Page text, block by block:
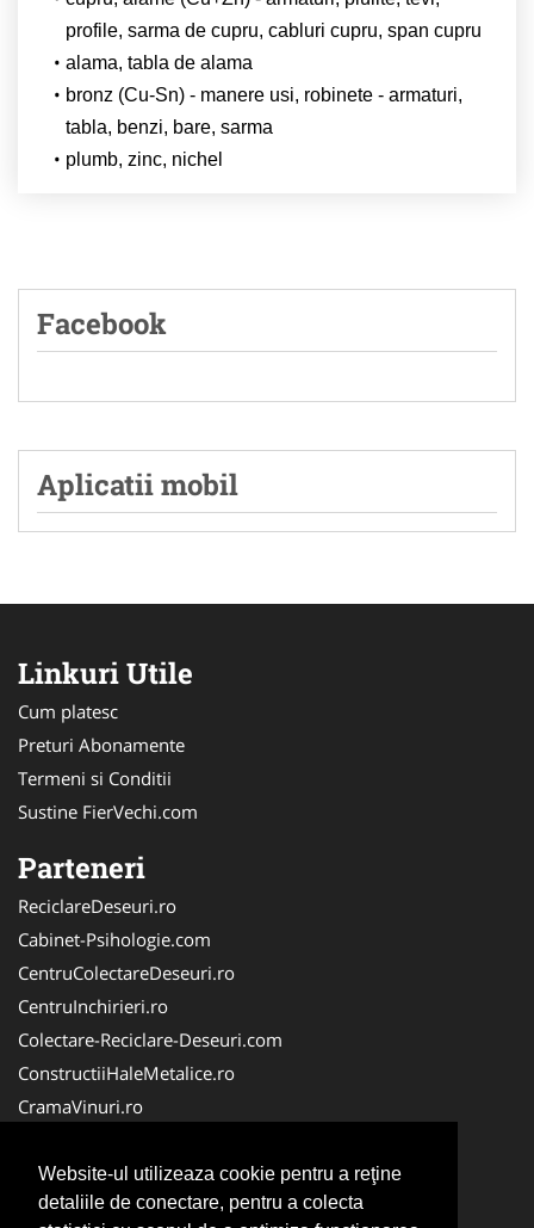
Website-ul utilizeaza cookie pentru a reţine
detaliile de conectare, pentru a colecta
profile, sarma de cupru, cabluri cupru, span cupru
alama, tabla de alama
bronz (Cu-Sn) - manere usi, robinete - armaturi,
tabla, benzi, bare, sarma
plumb, zinc, nichel
Facebook
Aplicatii mobil
Linkuri Utile
Cum platesc
Preturi Abonamente
Termeni si Conditii
Sustine FierVechi.com
Parteneri
ReciclareDeseuri.ro
Cabinet-Psihologie.com
CentruColectareDeseuri.ro
CentruInchirieri.ro
Colectare-Reciclare-Deseuri.com
ConstructiiHaleMetalice.ro
CramaVinuri.ro
ColectareDeseuriMedicale.com
Cabinet Privat